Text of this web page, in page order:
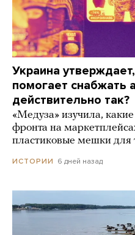
Украина
помогает снабжать
действительно так?
«Медуза» изучила,
фронта на
пластиковые мешки для
ИСТОРИИ 6 дней назад